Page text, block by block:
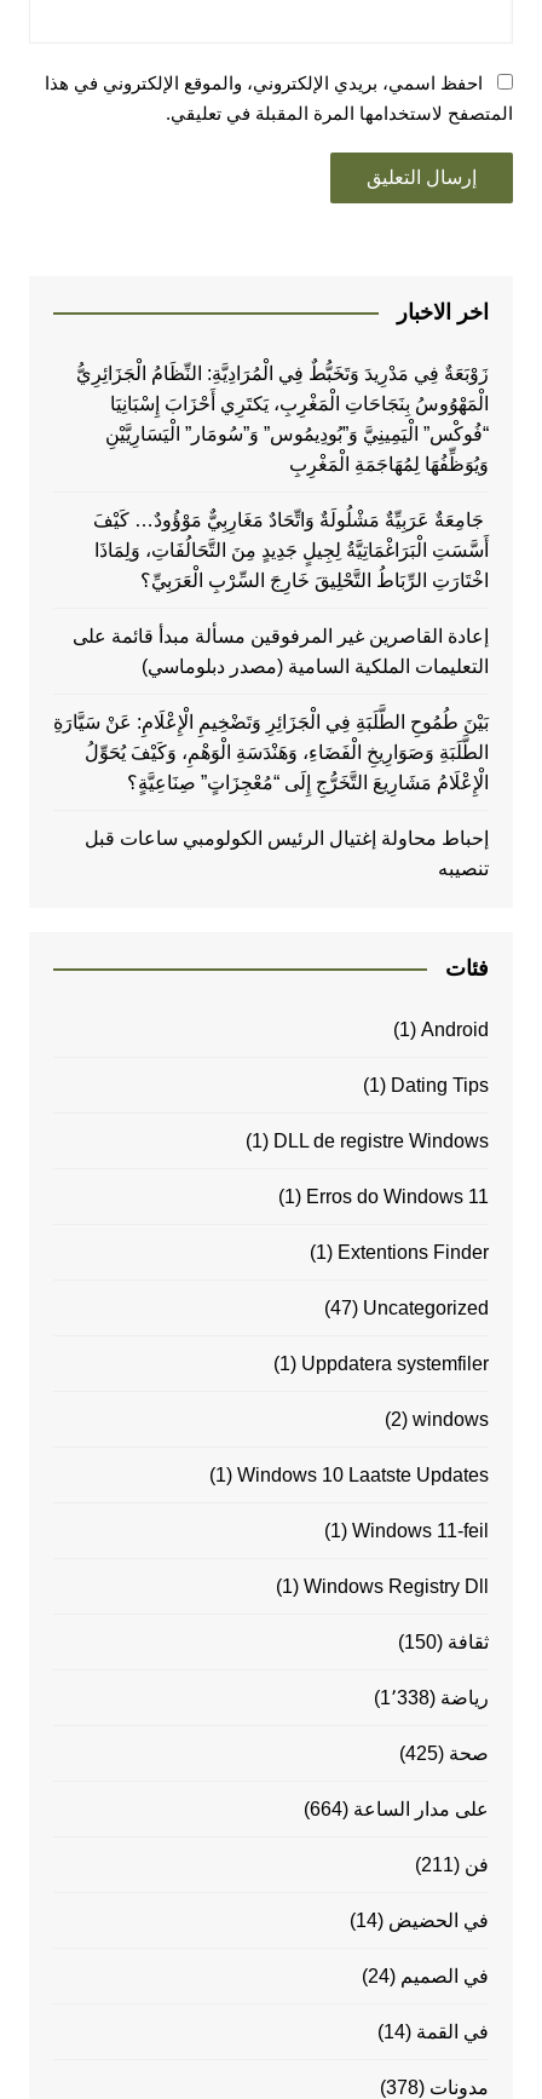
احفظ اسمي، بريدي الإلكتروني، والموقع الإلكتروني في هذا
المتصفح لاستخدامها المرة المقبلة في تعليقي.
اخر الاخبار
زَوْبَعَةٌ فِي مَدْرِيدَ وَتَخَبُّطٌ فِي الْمُرَادِيَّةِ: النِّظَامُ الْجَزَائِرِيُّ
الْمَهْوُوسُ بِنَجَاحَاتِ الْمَغْرِبِ، يَكتَرِي أَحْزَابَ إِسْبَانِيَا
“فُوكْس” الْيَمِينِيَّ وَ”بُودِيمُوس” وَ”سُومَار” الْيَسَارِيَّيْنِ
وَيُوَظِّفُهَا لِمُهَاجَمَةِ الْمَغْرِبِ
جَامِعَةٌ عَرَبِيِّةٌ مَشْلُولَةٌ وَاتِّحَادٌ مَغَارِبِيٌّ مَوْؤُودٌ… كَيْفَ
أَسَّسَتِ الْبَرَاغْمَاتِيَّةُ لِجِيلٍ جَدِيدٍ مِنَ التَّحَالُفَاتِ، وَلِمَاذَا
اخْتَارَتِ الرِّبَاطُ التَّحْلِيقَ خَارِجَ السِّرْبِ الْعَرَبِيِّ؟
إعادة القاصرين غير المرفوقين مسألة مبدأ قائمة على
التعليمات الملكية السامية (مصدر دبلوماسي)
بَيْنَ طُمُوحِ الطَّلَبَةِ فِي الْجَزَائِرِ وَتَضْخِيمِ الْإِعْلَامِ: عَنْ سَيَّارَةِ
الطَّلَبَةِ وَصَوَارِيخِ الْفَضَاءِ، وَهَنْدَسَةِ الْوَهْمِ، وَكَيْفَ يُحَوِّلُ
الْإِعْلَامُ مَشَارِيعَ التَّخَرُّجِ إِلَى “مُعْجِزَاتٍ” صِنَاعِيَّةٍ؟
إحباط محاولة إغتيال الرئيس الكولومبي ساعات قبل
تنصيبه
فئات
Android
(1)
Dating Tips
(1)
DLL de registre Windows
(1)
Erros do Windows 11
(1)
Extentions Finder
(1)
Uncategorized
(47)
Uppdatera systemfiler
(1)
windows
(2)
Windows 10 Laatste Updates
(1)
Windows 11-feil
(1)
Windows Registry Dll
(1)
ثقافة (150)
رياضة (1٬338)
صحة (425)
على مدار الساعة (664)
فن (211)
في الحضيض (14)
في الصميم (24)
في القمة (14)
مدونات (378)